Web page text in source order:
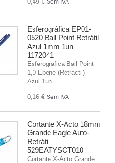
0,49 € Sem IVA
Esferográfica EP01-
0520 Ball Point Retrátil
Azul 1mm 1un
1172041
Esferografica Ball Point
1,0 Epene (Retractil)
Azul-1un
0,16 € Sem IVA
Cortante X-Acto 18mm
Grande Eagle Auto-
Retrátil
529EATYSCT010
Cortante X-Acto Grande